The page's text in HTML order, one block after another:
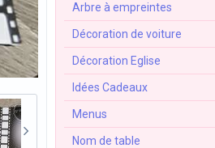
Arbre à empreintes
Décoration de voiture
Décoration Eglise
Idées Cadeaux
Menus
Nom de table